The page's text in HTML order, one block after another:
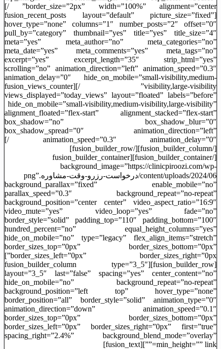
border_size=”2px” width=”100%” alignment=”center” /]
[fusion_recent_posts layout=”default” picture_size=”fixed”
hover_type=”none” columns=”1″ number_posts=”2″ offset=”0″
pull_by=”category” thumbnail=”yes” title=”yes” title_size=”4″
meta=”yes” meta_author=”no” meta_categories=”no”
meta_date=”yes” meta_comments=”yes” meta_tags=”no”
excerpt=”yes” excerpt_length=”35″ strip_html=”yes”
scrolling=”no” animation_direction=”left” animation_speed=”0.3″
animation_delay=”0″ hide_on_mobile=”small-visibility,medium-
visibility,large-visibility” /][fusion_views_counter
views_displayed=”today_views” layout=”floated” labels=”before”
hide_on_mobile=”small-visibility,medium-visibility,large-visibility”
alignment_floated=”flex-start” alignment_stacked=”flex-start”
box_shadow=”no” box_shadow_blur=”0″
box_shadow_spread=”0″ animation_direction=”left”
animation_speed=”0.3″ animation_delay=”0″ /]
[/fusion_builder_column][/fusion_builder_row]
[/fusion_builder_container][fusion_builder_container
background_image=”https://clinicpiroozi.com/wp-
content/uploads/2024/06/درخواست-رزرو-وقت-مشاوره.png”
background_parallax=”fixed” enable_mobile=”no”
parallax_speed=”0.3″ background_repeat=”no-repeat”
background_position=”center center” video_aspect_ratio=”16:9″
video_mute=”yes” video_loop=”yes” fade=”no”
border_style=”solid” padding_top=”110″ padding_bottom=”100″
hundred_percent=”no” equal_height_columns=”yes”
hide_on_mobile=”no” type=”legacy” flex_align_items=”stretch”
border_sizes_top=”0px” border_sizes_bottom=”0px”
border_sizes_left=”0px” border_sizes_right=”0px”]
[fusion_builder_row][fusion_builder_column type=”3_5″
layout=”3_5″ last=”false” spacing=”yes” center_content=”no”
hide_on_mobile=”no” background_repeat=”no-repeat”
background_position=”left top” hover_type=”none”
border_position=”all” border_style=”solid” animation_type=”0″
animation_direction=”down” animation_speed=”0.1″
border_sizes_top=”0px” border_sizes_bottom=”0px”
border_sizes_left=”0px” border_sizes_right=”0px” first=”true”
spacing_right=”2.4%” background_blend_mode=”overlay”
min_height=”” link=””][fusion_text]